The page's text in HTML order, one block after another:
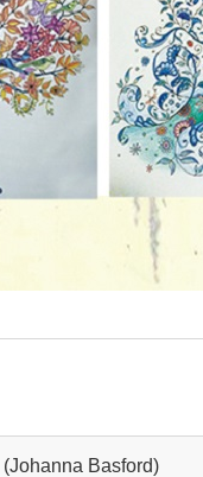
(Johanna Basford)